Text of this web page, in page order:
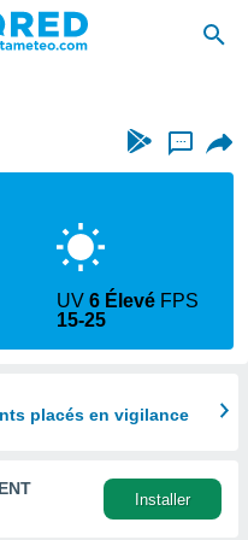
...
UV6 Élevé FPS
15-25
placés en vigilance
Installer